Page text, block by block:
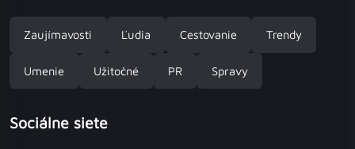
Zaujímavosti Ľudia Cestovanie Trendy
Umenie Užitočné PR Spravy
Sociálne siete